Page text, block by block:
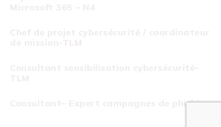
Consultant– Expert campagnes de phishing